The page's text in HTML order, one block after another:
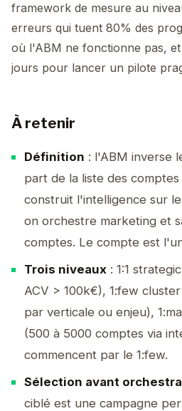
framework de mesure au
erreurs qui tuent 80% des
où l'ABM ne fonctionne pas,
jours pour lancer un pilote
À retenir
Définition : l'ABM inverse
part de la liste des
construit l'intelligence sur
on orchestre marketing et
comptes. Le compte est
Trois niveaux : 1:1
ACV > 100k€), 1:few
par verticale ou enjeu),
(500 à 5000 comptes via
commencent par le 1:few.
Sélection avant
ciblé est une campagne